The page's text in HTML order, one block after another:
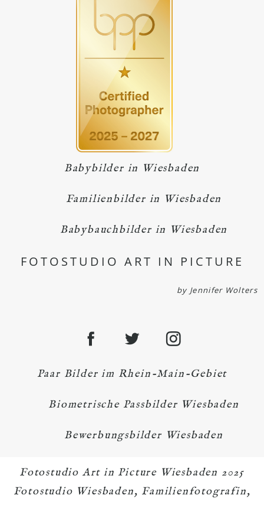
Babybilder in Wiesbaden
Familienbilder in Wiesbaden
Babybauchbilder in Wiesbaden
FOTOSTUDIO ART IN PICTURE
by Jennifer Wolters
Paar Bilder im Rhein-Main-Gebiet
Biometrische Passbilder Wiesbaden
Bewerbungsbilder Wiesbaden
Fotostudio Art in Picture Wiesbaden 2025
Fotostudio Wiesbaden, Familienfotografin,